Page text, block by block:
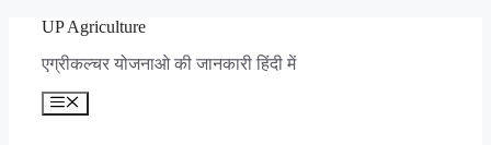
content
UP Agriculture
एग्रीकल्चर योजनाओ की जानकारी हिंदी में
Menu